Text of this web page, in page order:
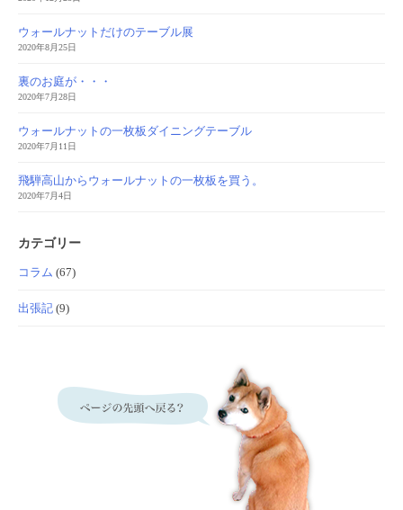
ウォールナットだけのテーブル展
2020年8月25日
裏のお庭が・・・
2020年7月28日
ウォールナットの一枚板ダイニングテーブル
2020年7月11日
飛騨高山からウォールナットの一枚板を買う。
2020年7月4日
カテゴリー
コラム (67)
出張記 (9)